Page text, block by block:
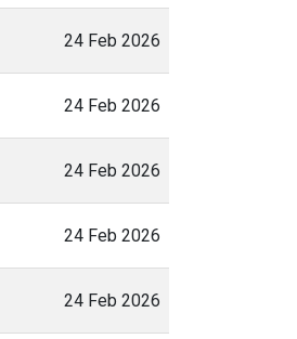
24 Feb 2026
24 Feb 2026
24 Feb 2026
24 Feb 2026
24 Feb 2026